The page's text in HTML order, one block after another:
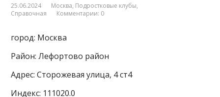
25.06.2024 Москва, Подростковые клубы,
Справочная
Комментарии: 0
город: Москва
Район: Лефортово район
Адрес: Сторожевая улица, 4 ст4
Индекс: 111020.0